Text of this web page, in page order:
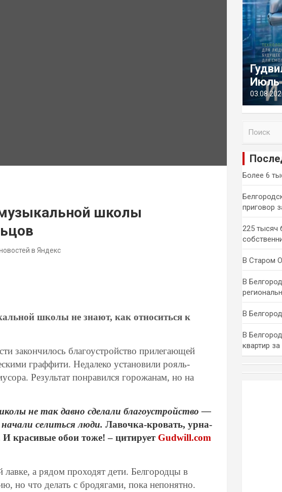
школы
в Яндекс
школы не знают, как относиться к
закончилось благоустройство прилегающей
граффити. Недалеко установили рояль-
Результат понравился горожанам, но на
не так давно сделали благоустройство —
селиться люди. Лавочка-кровать, урна-
красивые обои тоже! – цитирует Gudwill.com
а рядом проходят дети. Белгородцы в
но что делать с бродягами, пока непонятно.
Июль
и
Более 6
приговор
225 тысяч
В Старом
В
В
В
квартир